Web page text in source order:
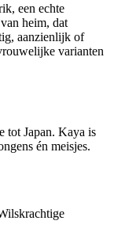
een echte
heim, dat
aanzienlijk of
varianten
tot Japan. Kaya is
én meisjes.